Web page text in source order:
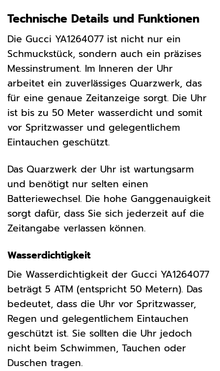
Technische Details und Funktionen
Die Gucci YA1264077 ist nicht nur ein
Schmuckstück, sondern auch ein präzises
Messinstrument. Im Inneren der Uhr
arbeitet ein zuverlässiges Quarzwerk, das
für eine genaue Zeitanzeige sorgt. Die Uhr
ist bis zu 50 Meter wasserdicht und somit
vor Spritzwasser und gelegentlichem
Eintauchen geschützt.
Das Quarzwerk der Uhr ist wartungsarm
und benötigt nur selten einen
Batteriewechsel. Die hohe Ganggenauigkeit
sorgt dafür, dass Sie sich jederzeit auf die
Zeitangabe verlassen können.
Wasserdichtigkeit
Die Wasserdichtigkeit der Gucci YA1264077
beträgt 5 ATM (entspricht 50 Metern). Das
bedeutet, dass die Uhr vor Spritzwasser,
Regen und gelegentlichem Eintauchen
geschützt ist. Sie sollten die Uhr jedoch
nicht beim Schwimmen, Tauchen oder
Duschen tragen.